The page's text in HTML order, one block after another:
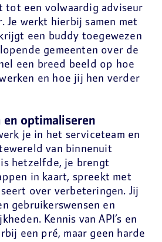
een volwaardig adviseur
Je werkt hierbij samen met
een buddy toegewezen
gemeenten over de
een breed beeld op hoe
en hoe jij hen verder
en optimaliseren
je in het serviceteam en
van binnenuit
is hetzelfde, je brengt
in kaart, spreekt met
over verbeteringen. Jij
gebruikerswensen en
Kennis van API’s en
een pré, maar geen harde